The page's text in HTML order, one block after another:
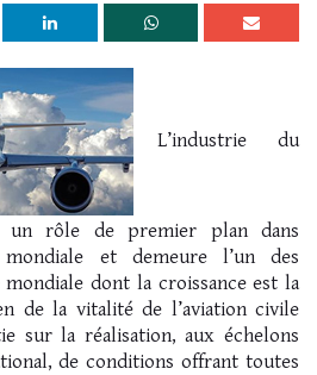
L’industrie du
un rôle de premier plan dans
mondiale et demeure l’un des
mondiale dont la croissance est la
de la vitalité de l’aviation civile
sur la réalisation, aux échelons
de conditions offrant toutes